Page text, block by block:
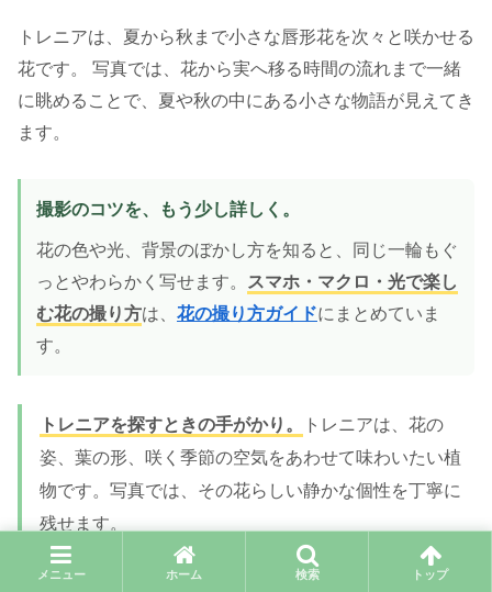
トレニアは、夏から秋まで小さな唇形花を次々と咲かせる
花です。 写真では、花から実へ移る時間の流れまで一緒
に眺めることで、夏や秋の中にある小さな物語が見えてき
ます。
撮影のコツを、もう少し詳しく。
花の色や光、背景のぼかし方を知ると、同じ一輪もぐ
っとやわらかく写せます。 スマホ・マクロ・光で楽し
む花の撮り方は、 花の撮り方ガイドにまとめていま
す。
トレニアを探すときの手がかり。
トレニアは、花の
姿、葉の形、咲く季節の空気をあわせて味わいたい植
物です。写真では、その花らしい静かな個性を丁寧に
残せます。
メニュー ホーム 検索 トップ